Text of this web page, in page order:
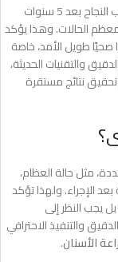
عند النظر إلى النتائج طويلة المدى، تظهر الدراسات أن نسب النجاح بعد 5 سنوات
حتى بعد 10 سنوات في معظم الحالات. وهذا يؤكد
صحيًا طويل الأمد، خاصة
والتقنيات الحديثة،
نتائج مستقرة
مثل حالة العظام،
الإجراء. ولهذا تؤكد
يجب النظر إلى
والتنفيذ الاحترافي
الأسنان.